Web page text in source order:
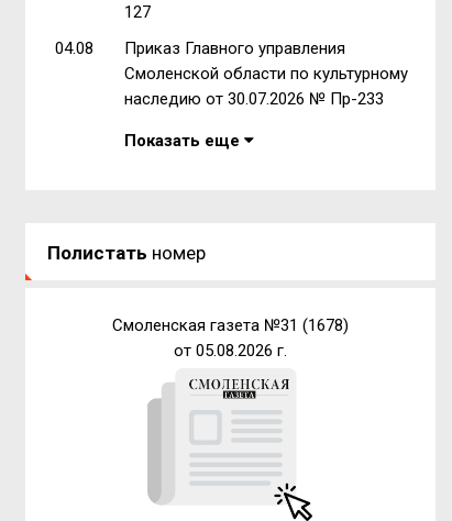
127
04.08
Приказ Главного управления
Смоленской области по культурному
наследию от 30.07.2026 № Пр-233
Показать еще
Полистать номер
Смоленская газета №31 (1678)
от 05.08.2026 г.